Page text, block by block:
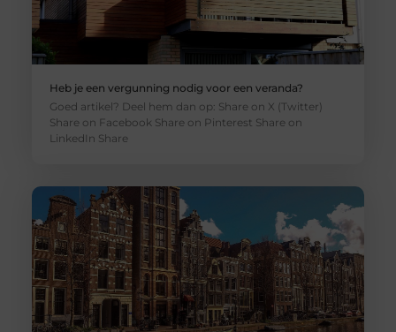
Heb je een vergunning nodig voor een veranda?
Goed artikel? Deel hem dan op: Share on X (Twitter)
Share on Facebook Share on Pinterest Share on
LinkedIn Share